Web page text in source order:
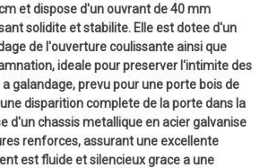
et dispose d'un ouvrant de 40 mm
solidite et stabilite. Elle est dotee d'un
de l'ouverture coulissante ainsi que
ideale pour preserver l'intimite des
galandage, prevu pour une porte bois de
disparition complete de la porte dans la
d'un chassis metallique en acier galvanise
renforces, assurant une excellente
est fluide et silencieux grace a une